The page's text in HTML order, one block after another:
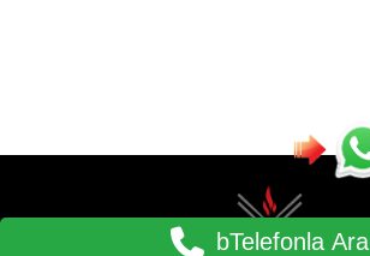
bTelefonla Ara